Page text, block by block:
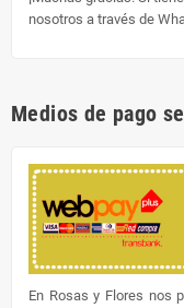
nosotros a través de
Medios de pago
En Rosas y Flores nos